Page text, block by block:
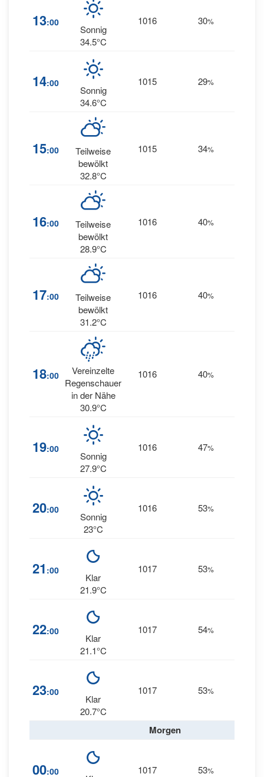
13:00
Sonnig
34.5°C
1016 30%
14:00
Sonnig
34.6°C
1015 29%
15:00
Teilweise
bewölkt
32.8°C
1015 34%
16:00
Teilweise
bewölkt
28.9°C
1016 40%
17:00
Teilweise
bewölkt
31.2°C
1016 40%
18:00
Vereinzelte
Regenschauer
in der Nähe
30.9°C
1016 40%
19:00
Sonnig
27.9°C
1016 47%
20:00
Sonnig
23°C
1016 53%
21 :00
Klar
21.9°C
1017 53%
22:00
Klar
21.1°C
1017 54%
23:00
Klar
20.7°C
1017 53%
Morgen
00:00 1017 53%